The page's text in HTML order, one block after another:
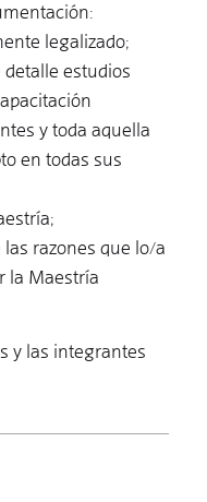
legalizado;
estudios
y toda aquella
en todas sus
razones que lo/a
la Maestría
y las integrantes